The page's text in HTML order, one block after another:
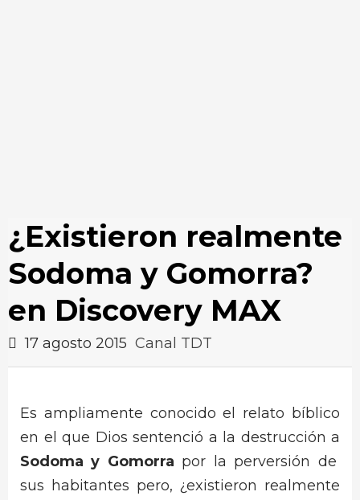
¿Existieron realmente
Sodoma y Gomorra?
en Discovery MAX
17 agosto 2015 Canal TDT
Es ampliamente conocido el relato bíblico
en el que Dios sentenció a la destrucción a
Sodoma y Gomorra por la perversión de
sus habitantes pero, ¿existieron realmente